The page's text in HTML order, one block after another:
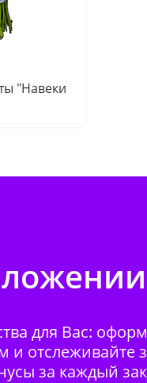
"Навеки
для Вас:
и отслеживайте
за каждый